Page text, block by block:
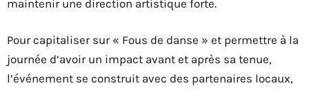
maintenir une direction artistique forte.
Pour capitaliser sur « Fous de danse » et permettre à la
journée d’avoir un impact avant et après sa tenue,
l’événement se construit avec des partenaires locaux,